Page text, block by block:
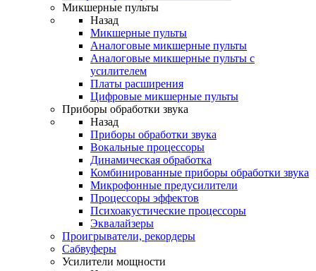
Микшерные пульты
Назад
Микшерные пульты
Аналоговые микшерные пульты
Аналоговые микшерные пульты с
усилителем
Платы расширения
Цифровые микшерные пульты
Приборы обработки звука
Назад
Приборы обработки звука
Вокальные процессоры
Динамическая обработка
Комбинированные приборы обработки звука
Микрофонные предусилители
Процессоры эффектов
Психоакустические процессоры
Эквалайзеры
Проигрыватели, рекордеры
Сабвуферы
Усилители мощности